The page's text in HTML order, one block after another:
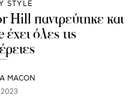
STYLE
Hill παντρεύτηκε και
όλες τις
MACON